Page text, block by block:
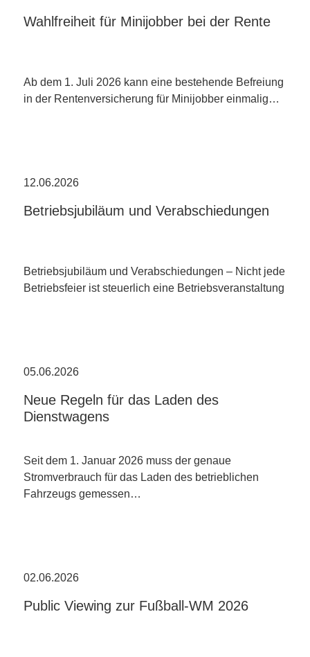
Wahlfreiheit für Minijobber bei der Rente
Ab dem 1. Juli 2026 kann eine bestehende Befreiung
in der Rentenversicherung für Minijobber einmalig…
12.06.2026
Betriebsjubiläum und Verabschiedungen
Betriebsjubiläum und Verabschiedungen – Nicht jede
Betriebsfeier ist steuerlich eine Betriebsveranstaltung
05.06.2026
Neue Regeln für das Laden des
Dienstwagens
Seit dem 1. Januar 2026 muss der genaue
Stromverbrauch für das Laden des betrieblichen
Fahrzeugs gemessen…
02.06.2026
Public Viewing zur Fußball-WM 2026